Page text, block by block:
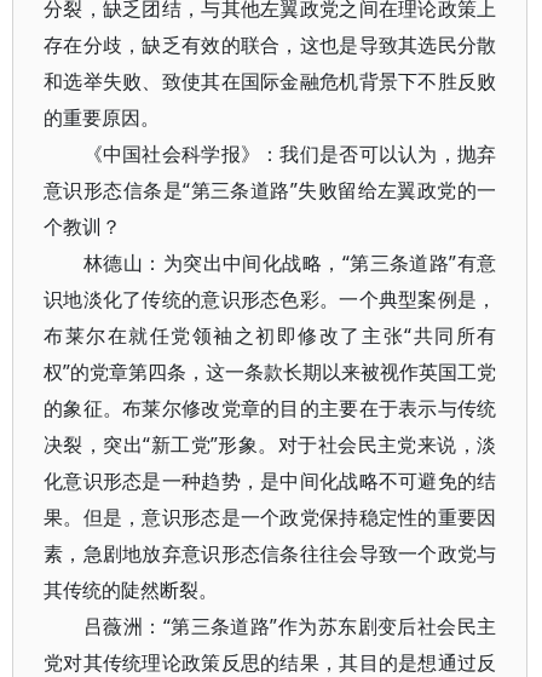
分裂，缺乏团结，与其他左翼政党之间在理论政策上
存在分歧，缺乏有效的联合，这也是导致其选民分散
和选举失败、致使其在国际金融危机背景下不胜反败
的重要原因。
《中国社会科学报》：我们是否可以认为，抛弃
意识形态信条是“第三条道路”失败留给左翼政党的一
个教训？
林德山：为突出中间化战略，“第三条道路”有意
识地淡化了传统的意识形态色彩。一个典型案例是，
布莱尔在就任党领袖之初即修改了主张“共同所有
权”的党章第四条，这一条款长期以来被视作英国工党
的象征。布莱尔修改党章的目的主要在于表示与传统
决裂，突出“新工党”形象。对于社会民主党来说，淡
化意识形态是一种趋势，是中间化战略不可避免的结
果。但是，意识形态是一个政党保持稳定性的重要因
素，急剧地放弃意识形态信条往往会导致一个政党与
其传统的陡然断裂。
吕薇洲：“第三条道路”作为苏东剧变后社会民主
党对其传统理论政策反思的结果，其目的是想通过反